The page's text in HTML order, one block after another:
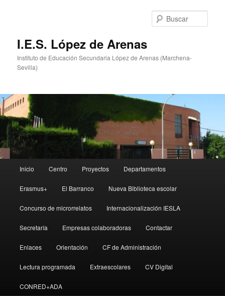
I.E.S. López de Arenas
Instituto de Educación Secundaria López de Arenas (Marchena-
Sevilla)
principal
Inicio Centro Proyectos Departamentos
Erasmus+ El Barranco Nueva Biblioteca escolar
Concurso de microrrelatos Internacionalización IESLA
Secretaría Empresas colaboradoras Contactar
Enlaces Orientación CF de Administración
Lectura programada Extraescolares CV Digital
CONRED+ADA